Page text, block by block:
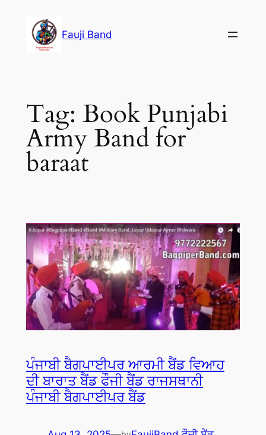
Fauji Band
Tag: Book Punjabi
Army Band for
baraat
ਪੰਜਾਬੀ ਬੈਗਪਾਈਪਰ ਆਰਮੀ ਬੈਂਡ ਵਿਆਹ
ਦੀ ਬਾਰਾਤ ਬੈਂਡ ਫੌਜੀ ਬੈਂਡ ਰਾਜਸਥਾਨੀ
ਪੰਜਾਬੀ ਬੈਗਪਾਈਪਰ ਬੈਂਡ